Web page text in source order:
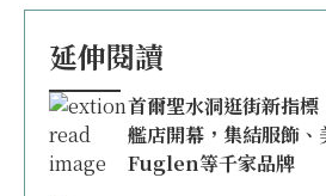
延伸閱讀
首爾聖水洞逛街新指
艦店開幕，集結服飾
Fuglen等千家品牌